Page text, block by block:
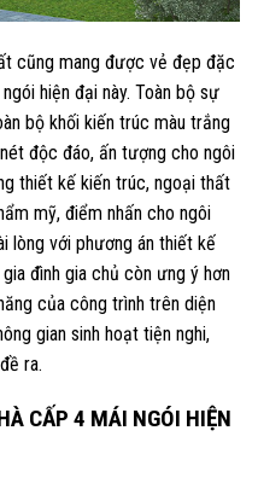
cũng mang được vẻ đẹp đặc
hiện đại này. Toàn bộ sự
bộ khối kiến trúc màu trắng
độc đáo, ấn tượng cho ngôi
thiết kế kiến trúc, ngoại thất
mỹ, điểm nhấn cho ngôi
lòng với phương án thiết kế
đình gia chủ còn ưng ý hơn
của công trình trên diện
gian sinh hoạt tiện nghi,
ra.
CẤP 4 MÁI NGÓI HIỆN